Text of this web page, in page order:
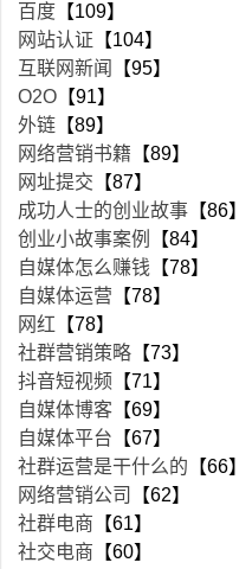
百度 【109】
网站认证 【104】
互联网新闻
【95】
O2O 【91】
外链 【89】
网络营销书籍 【89】
网址提交 【87】
成功人士的创业故事 【86】
创业小故事案例
【84】
自媒体怎么赚钱 【78】
自媒体运营 【78】
网红 【78】
社群营销策略 【73】
抖音短视频 【71】
自媒体博客 【69】
自媒体平台 【67】
社群运营是干什么的 【66】
网络营销公司
【62】
社群电商 【61】
社交电商 【60】